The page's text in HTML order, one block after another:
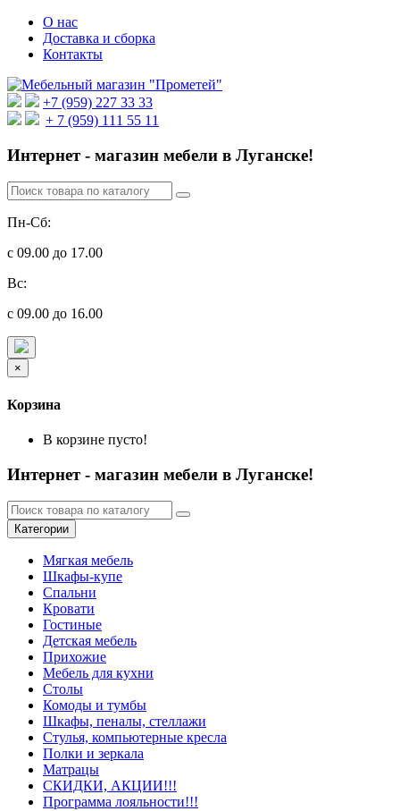
О нас
Доставка и сборка
Контакты
+7 (959) 227 33 33
+ 7 (959) 111 55 11
Интернет - магазин мебели в Луганске!
Пн-Сб:
с 09.00 до 17.00
Вс:
с 09.00 до 16.00
×
Корзина
В корзине пусто!
Интернет - магазин мебели в Луганске!
Категории
Мягкая мебель
Шкафы-купе
Спальни
Кровати
Гостиные
Детская мебель
Прихожие
Мебель для кухни
Столы
Комоды и тумбы
Шкафы, пеналы, стеллажи
Стулья, компьютерные кресла
Полки и зеркала
Матрацы
СКИДКИ, АКЦИИ!!!
Программа лояльности!!!